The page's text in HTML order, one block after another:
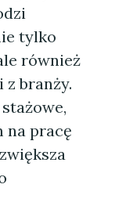
tylko
również
z branży.
na pracę